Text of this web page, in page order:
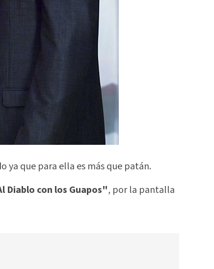
ya que para ella es más que patán.
Diablo con los Guapos", por la pantalla